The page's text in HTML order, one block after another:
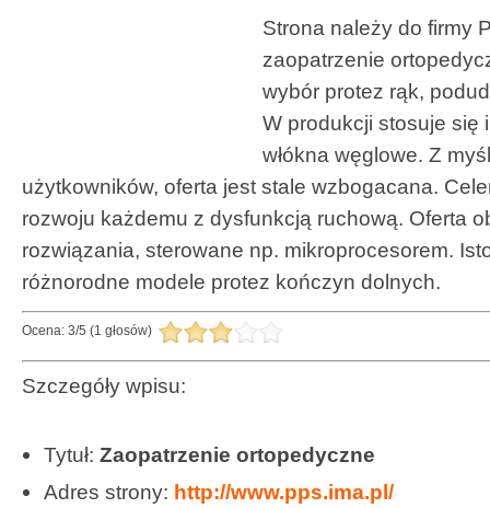
Strona należy do firmy
zaopatrzenie
wybór protez rąk,
W produkcji stosuje się
włókna węglowe. Z
użytkowników, oferta jest stale wzbogacana.
rozwoju każdemu z dysfunkcją ruchową. Oferta
rozwiązania, sterowane np. mikroprocesorem.
różnorodne modele protez kończyn dolnych.
Ocena: 3/5 (1 głosów)
Szczegóły wpisu:
Tytuł: Zaopatrzenie ortopedyczne
Adres strony: http://www.pps.ima.pl/